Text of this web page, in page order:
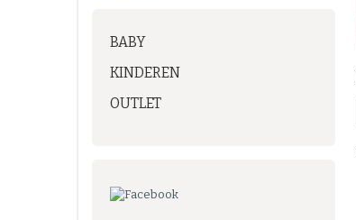
BABY
KINDEREN
OUTLET